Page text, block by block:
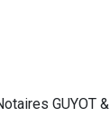
GUYOT &